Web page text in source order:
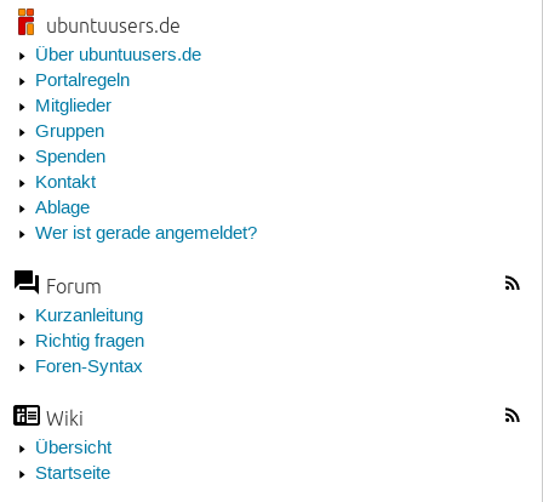
ubuntuusers.de
Über ubuntuusers.de
Portalregeln
Mitglieder
Gruppen
Spenden
Kontakt
Ablage
Wer ist gerade angemeldet?
Forum
Kurzanleitung
Richtig fragen
Foren-Syntax
Wiki
Übersicht
Startseite